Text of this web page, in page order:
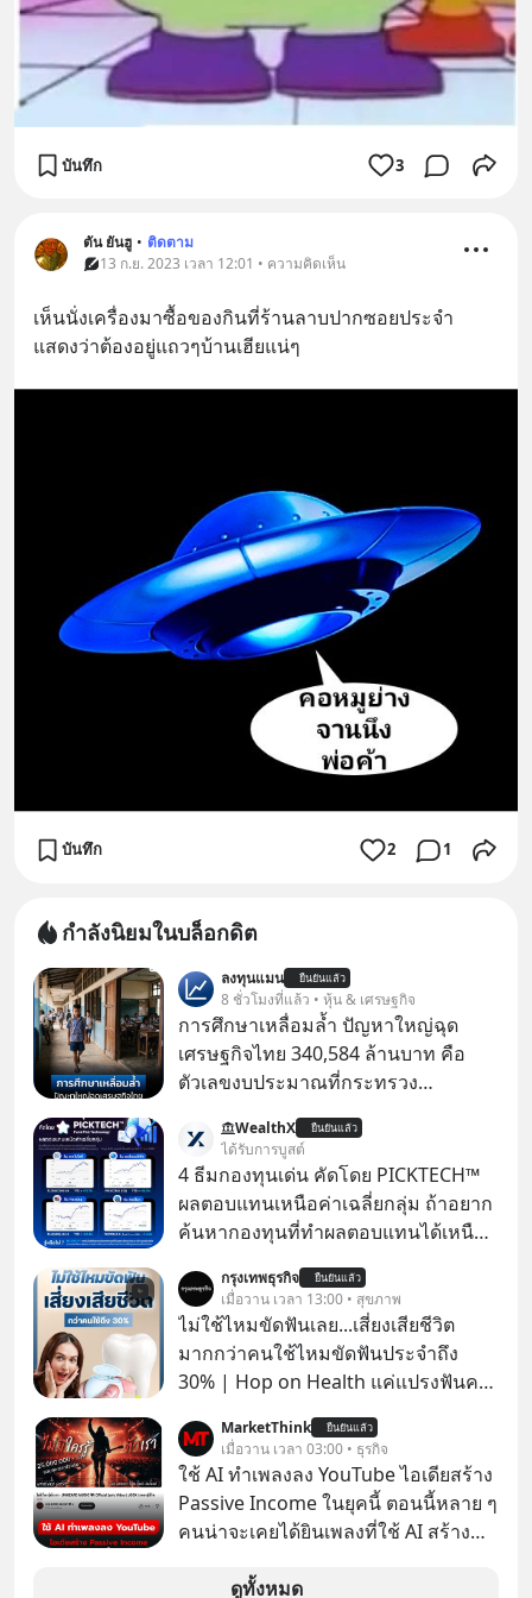
บันทึก 3
ตัน ยันฮู • ติดตาม
13 ก.ย. 2023 เวลา 12:01 • ความคิดเห็น
เห็นนั่งเครื่องมาซื้อของกินที่ร้านลาบปากซอยประจำ
แสดงว่าต้องอยู่แถวๆบ้านเฮียแน่ๆ
บันทึก 2 1
กำลังนิยมในบล็อกดิต
ลงทุนแมน ยืนยันแล้ว
8 ชั่วโมงที่แล้ว • หุ้น & เศรษฐกิจ
การศึกษาเหลื่อมล้ำ ปัญหาใหญ่ฉุด
เศรษฐกิจไทย 340,584 ล้านบาท คือ
ตัวเลขงบประมาณที่กระทรวง
รายจ่ายประจำปี 2568 ซึ่งมากที่สุดเป็น
อันดับ 2 รองจากกระทรวงการคลัง
WealthX ยืนยันแล้ว
ได้รับการบูสต์
4 ธีมกองทุนเด่น คัดโดย PICKTECH™
ผลตอบแทนเหนือค่าเฉลี่ยกลุ่ม ถ้าอยาก
ค้นหากองทุนที่ทำผลตอบแทนได้เหนือ
ค้นหาข้อมูลและวิเคราะห์เองให้เสีย
เวลา แค่ใช้ PICKTECH™ บนแอป
WealthX ช่วยคัดกองทุนเด่นให้ได้
กรุงเทพธุรกิจ ยืนยันแล้ว
เมื่อวาน เวลา 13:00 • สุขภาพ
ไม่ใช้ไหมขัดฟันเลย...เสี่ยงเสียชีวิต
มากกว่าคนใช้ไหมขัดฟันประจำถึง
30% | Hop on Health แค่แปรงฟันคง
อายุ 5,000 คน มีข้อมูลที่น่าสนใจเกี่ยว
กับโรคต่างๆที่เกิดจากการไม่ใช้ไหมขัด
ฟันเป็นประจำ เสี่ยงเกิดโรคนำไปสู่การ
เสียชีวิต...อะไรคือสาเหตุติดตามได้ใน
MarketThink ยืนยันแล้ว
เมื่อวาน เวลา 03:00 • ธุรกิจ
ใช้ AI ทำเพลงลง YouTube ไอเดียสร้าง
Passive Income ในยุคนี้ ตอนนี้หลาย ๆ
คนน่าจะเคยได้ยินเพลงที่ใช้ AI สร้าง
รู้ตัวเรา” จากช่องชื่อว่า UNHEARD
ดูทั้งหมด